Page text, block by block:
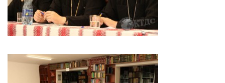
Вознесіння Господнього (м. Кобеляки)
Пророка Іллі (смт. Білики)
Св. Апостола Андрія Первозванного (с. Засулля)
Св. Миколая (с. Деменки)